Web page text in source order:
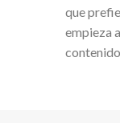
que
empieza